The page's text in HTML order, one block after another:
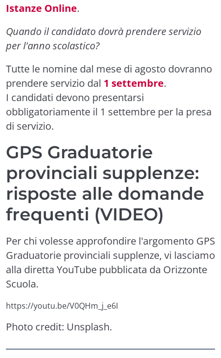
Istanze Online.
Quando il candidato dovrà prendere servizio
per l'anno scolastico?
Tutte le nomine dal mese di agosto dovranno
prendere servizio dal 1 settembre.
I candidati devono presentarsi
obbligatoriamente il 1 settembre per la presa
di servizio.
GPS Graduatorie
provinciali supplenze:
risposte alle domande
frequenti (VIDEO)
Per chi volesse approfondire l'argomento GPS
Graduatorie provinciali supplenze, vi lasciamo
alla diretta YouTube pubblicata da Orizzonte
Scuola.
https://youtu.be/V0QHm_j_e6I
Photo credit: Unsplash.